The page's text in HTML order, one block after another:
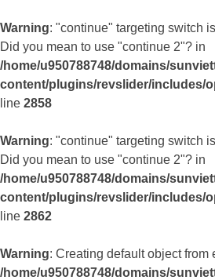
Warning: "continue" targeting switch
Did you mean to use "continue 2"? in
/home/u950788748/domains/
content/plugins/revslider/includes/
line 2858
Warning: "continue" targeting switch
Did you mean to use "continue 2"? in
/home/u950788748/domains/
content/plugins/revslider/includes/
line 2862
Warning: Creating default object from
/home/u950788748/domains/